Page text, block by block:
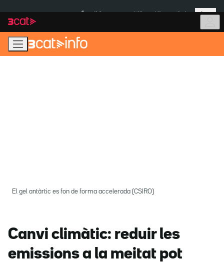
navegació
principal
contingut
Més
El gel antàrtic es fon de forma accelerada (CSIRO)
Canvi climàtic: reduir les
emissions a la meitat pot